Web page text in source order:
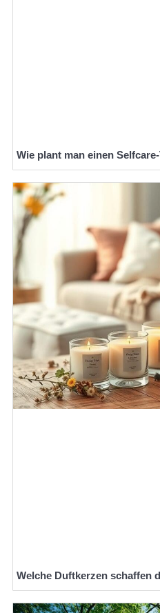
Wie plant man einen
Welche Duftkerzen schaffen